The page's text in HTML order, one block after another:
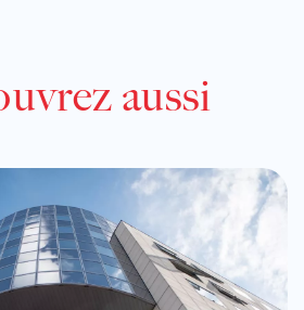
aussi